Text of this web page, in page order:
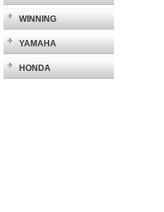
WINNING
YAMAHA
HONDA